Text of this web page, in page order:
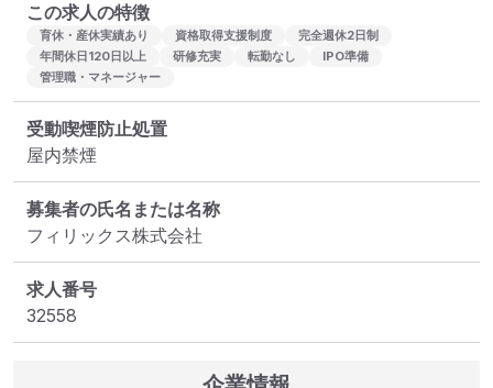
この求人の特徴
育休・産休実績あり 資格取得支援制度
完全週休2日制
年間休日120日以上
研修充実 転勤なし
IPO準備
管理職・マネージャー
受動喫煙防止処置
屋内禁煙
募集者の氏名または名称
フィリックス株式会社
求人番号
32558